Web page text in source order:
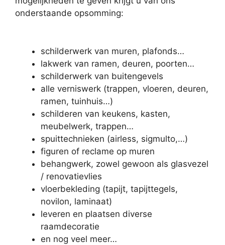
onderstaande opsomming:
schilderwerk van muren, plafonds…
lakwerk van ramen, deuren, poorten…
schilderwerk van buitengevels
alle verniswerk (trappen, vloeren, deuren,
ramen, tuinhuis…)
schilderen van keukens, kasten,
meubelwerk, trappen…
spuittechnieken (airless, sigmulto,…)
figuren of reclame op muren
behangwerk, zowel gewoon als glasvezel
/ renovatievlies
vloerbekleding (tapijt, tapijttegels,
novilon, laminaat)
leveren en plaatsen diverse
raamdecoratie
en nog veel meer…